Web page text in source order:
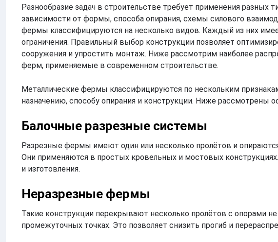
Разнообразие задач в строительстве требует применения разных
зависимости от формы, способа опирания, схемы силового
фермы классифицируются на несколько видов. Каждый из них
ограничения. Правильный выбор конструкции позволяет
сооружения и упростить монтаж. Ниже рассмотрим наиболее
ферм, применяемые в современном строительстве.
Металлические фермы классифицируются по нескольким
назначению, способу опирания и конструкции. Ниже рассмотрены
Балочные разрезные системы
Разрезные фермы имеют один или несколько пролётов и
Они применяются в простых кровельных и мостовых
и изготовления.
Неразрезные фермы
Такие конструкции перекрывают несколько пролётов с опорами
промежуточных точках. Это позволяет снизить прогиб и